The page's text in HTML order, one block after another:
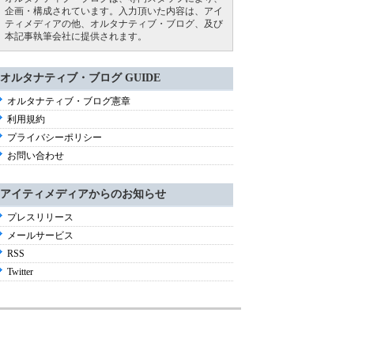
企画・構成されています。入力頂いた内容は、アイ
ティメディアの他、オルタナティブ・ブログ、及び
本記事執筆会社に提供されます。
オルタナティブ・ブログ GUIDE
オルタナティブ・ブログ憲章
利用規約
プライバシーポリシー
お問い合わせ
アイティメディアからのお知らせ
プレスリリース
メールサービス
RSS
Twitter